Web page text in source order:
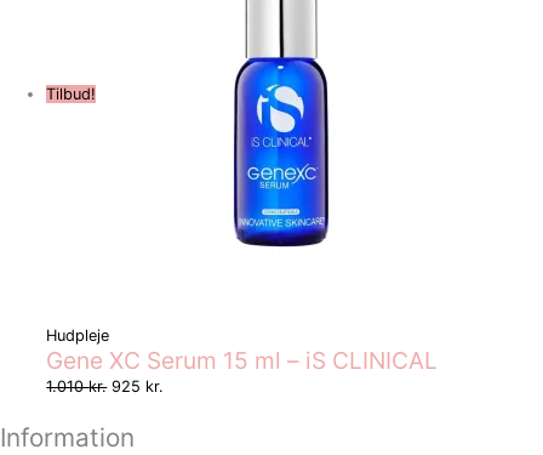
Tilbud!
Hudpleje
Gene XC Serum 15 ml – iS CLINICAL
1.010kr. 925 kr.
Information